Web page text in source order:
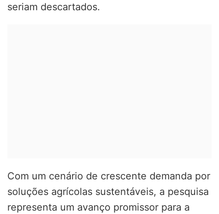
seriam descartados.
Com um cenário de crescente demanda por
soluções agrícolas sustentáveis, a pesquisa
representa um avanço promissor para a